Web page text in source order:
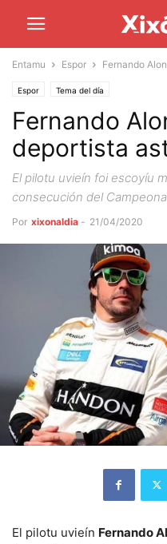
Entamu Espor Fernando
Espor Tema del día
Fernando
deportista
El pilotu uvieín foi escoyíu
consecución del
Por xixonaldia - 21/04/2020
El pilotu uvieín Fernando